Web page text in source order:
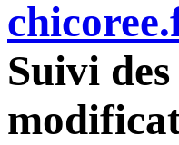
Suivi